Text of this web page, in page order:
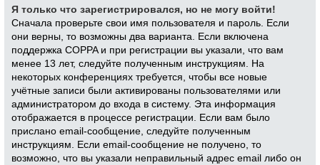
Я только что зарегистрировался, но не могу войти!
Сначала проверьте свои имя пользователя и пароль. Если
они верны, то возможны два варианта. Если включена
поддержка COPPA и при регистрации вы указали, что вам
менее 13 лет, следуйте полученным инструкциям. На
некоторых конференциях требуется, чтобы все новые
учётные записи были активированы пользователями или
администратором до входа в систему. Эта информация
отображается в процессе регистрации. Если вам было
прислано email-сообщение, следуйте полученным
инструкциям. Если email-сообщение не получено, то
возможно, что вы указали неправильный адрес email либо он